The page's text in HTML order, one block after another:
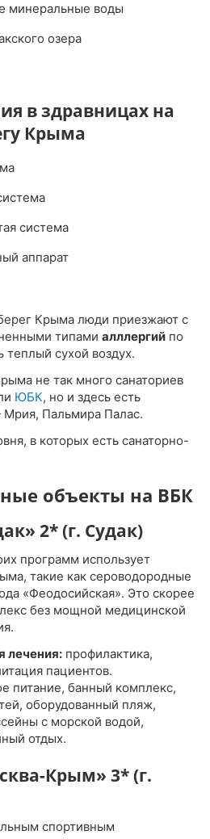
минеральные воды
озера
в здравницах на
Крыма
система
аппарат
Крыма люди приезжают с
типами алллергий по
теплый сухой воздух.
не так много санаториев
ЮБК, но и здесь есть
Пальмира Палас.
в которых есть санаторно-
объекты на ВБК
2* (г. Судак)
программ использует
такие как сероводородные
«Феодосийская». Это скорее
без мощной медицинской
лечения: профилактика,
пациентов.
питание, банный комплекс,
оборудованный пляж,
с морской водой,
отдых.
Крым» 3* (г.
спортивным